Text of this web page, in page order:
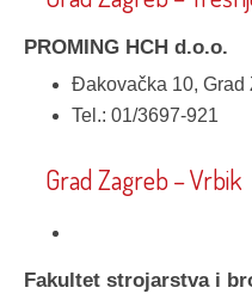
PROMING HCH d.o.o.
Đakovačka 10, Grad
Tel.: 01/3697-921
Grad Zagreb – Vrbik
Fakultet strojarstva i